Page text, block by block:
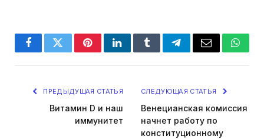
FacebookTwitterPinterestLinkedInTumblrTelegramEmail
ПРЕДЫДУЩАЯ СТАТЬЯ
Витамин D и наш
иммунитет
СЛЕДУЮЩАЯ СТАТЬЯ
Венецианская комиссия
начнет работу по
конституционному